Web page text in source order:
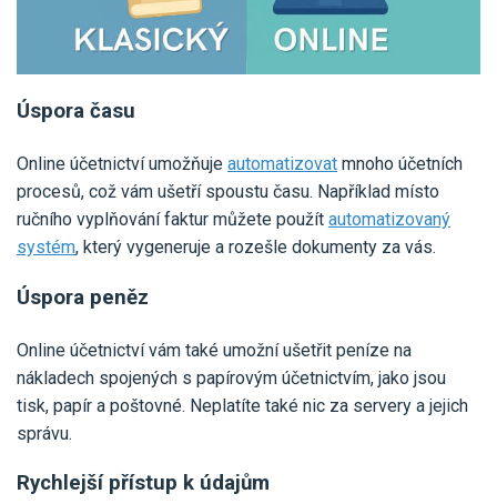
Úspora času
Online účetnictví umožňuje automatizovat mnoho účetních
procesů, což vám ušetří spoustu času. Například místo
ručního vyplňování faktur můžete použít automatizovaný
systém, který vygeneruje a rozešle dokumenty za vás.
Úspora peněz
Online účetnictví vám také umožní ušetřit peníze na
nákladech spojených s papírovým účetnictvím, jako jsou
tisk, papír a poštovné. Neplatíte také nic za servery a jejich
správu.
Rychlejší přístup k údajům